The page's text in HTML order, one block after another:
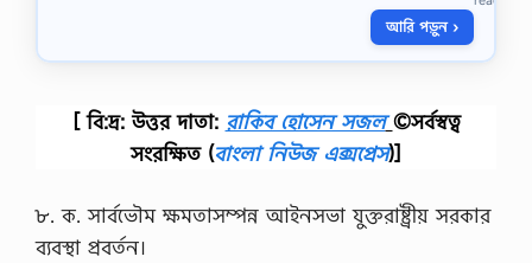
ক
লো
আরি পড়ুন ›
[ বি:দ্র: উত্তর দাতা: রাকিব হোসেন সজল ©সর্বস্বত্ব
সংরক্ষিত (বাংলা নিউজ এক্সপ্রেস)]
৮. ক. সার্বভৌম ক্ষমতাসম্পন্ন আইনসভা যুক্তরাষ্ট্রীয় সরকার
ব্যবস্থা প্রবর্তন।